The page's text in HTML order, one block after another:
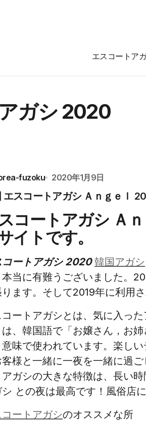
エスコートア
ガシ 2020
fuzoku 2020年1月9日
エスコートアガシ Ａｎｇｅｌ
コートアガシ Ａ
イトです。
コートアガシ 2020 韓国アガシ
本当に有難うございました。
ます。そして2019年に利用
コートアガシとは、気に入っ
は、韓国語で「お嬢さん，お
意味で使われています。楽し
客様と一緒に一夜を一緒に過
アガシの大きな特徴は、長い
シ との夜は最高です！風俗店
ートアガシのオススメな所